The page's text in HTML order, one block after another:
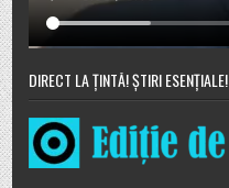
DIRECT LA ȚINTĂ! ȘTIRI ESENȚIALE!